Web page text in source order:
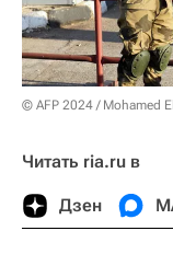
© AFP 2024 / Mohamed
Читать ria.ru в
Дзен